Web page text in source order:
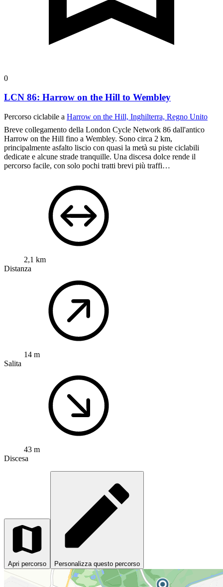
0
LCN 86: Harrow on the Hill to Wembley
Percorso ciclabile a Harrow on the Hill, Inghilterra, Regno Unito
Breve collegamento della London Cycle Network 86 dall'antico
Harrow on the Hill fino a Wembley. Sono circa 2 km,
principalmente asfalto liscio con quasi la metà su piste ciclabili
dedicate e alcune strade tranquille. Una discesa dolce rende il
percorso facile, con solo pochi tratti brevi più traffi…
2,1 km
Distanza
14 m
Salita
43 m
Discesa
Apri percorso Personalizza questo percorso